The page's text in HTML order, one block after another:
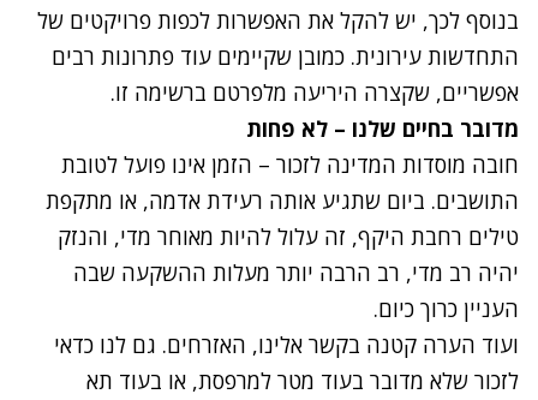
בנוסף לכך, יש להקל את האפשרות לכפות פרויקטים של
התחדשות עירונית. כמובן שקיימים עוד פתרונות רבים
אפשריים, שקצרה היריעה מלפרטם ברשימה זו.
מדובר בחיים שלנו – לא פחות
חובה מוסדות המדינה לזכור – הזמן אינו פועל לטובת
התושבים. ביום שתגיע אותה רעידת אדמה, או מתקפת
טילים רחבת היקף, זה עלול להיות מאוחר מדי, והנזק
יהיה רב מדי, רב הרבה יותר מעלות ההשקעה שבה
העניין כרוך כיום.
ועוד הערה קטנה בקשר אלינו, האזרחים. גם לנו כדאי
לזכור שלא מדובר בעוד מטר למרפסת, או בעוד תא